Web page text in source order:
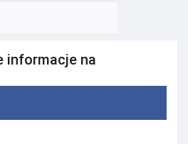
informacje na